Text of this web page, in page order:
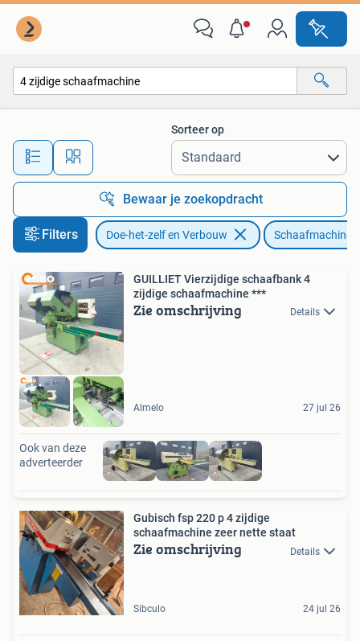
Alle afstanden…
Sorteer op
Bewaar je zoekopdracht
Filters Doe-het-zelf en Verbouw Schaafmachines
GUILLIET Vierzijdige schaafbank 4
zijdige schaafmachine ***
Zie omschrijving Details
Almelo 27 jul 26
Ook van deze
adverteerder
Gubisch fsp 220 p 4 zijdige
schaafmachine zeer nette staat
Zie omschrijving Details
Sibculo 24 jul 26